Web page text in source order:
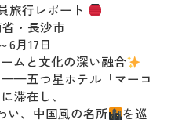
旅行レポート
・長沙市
6月17日
ムと文化の深い融合
——五つ星ホテル「マーコ
滞在し、
い、中国風の名所
を巡